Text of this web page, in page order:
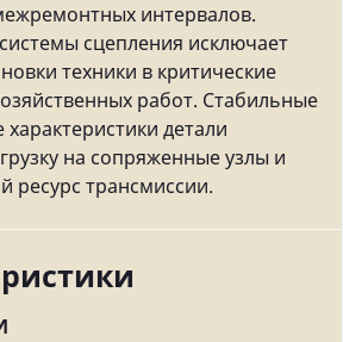
интервалов.
сцепления исключает
техники в критические
работ. Стабильные
детали
на сопряженные узлы и
ресурс трансмиссии.